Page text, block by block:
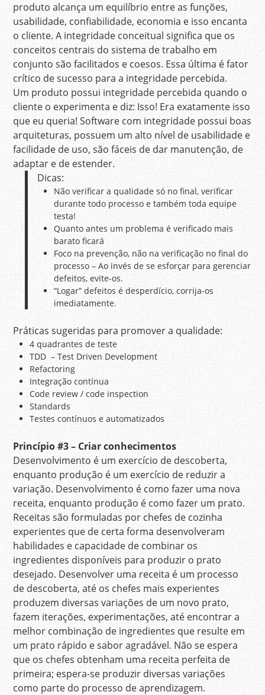
produto alcança um equilíbrio entre as funções,
usabilidade, confiabilidade, economia e isso encanta
o cliente. A integridade conceitual significa que os
conceitos centrais do sistema de trabalho em
conjunto são facilitados e coesos. Essa última é fator
crítico de sucesso para a integridade percebida.
Um produto possui integridade percebida quando o
cliente o experimenta e diz: Isso! Era exatamente isso
que eu queria! Software com integridade possui boas
arquiteturas, possuem um alto nível de usabilidade e
facilidade de uso, são fáceis de dar manutenção, de
adaptar e de estender.
Dicas:
Não verificar a qualidade só no final, verificar
durante todo processo e também toda equipe
testa!
Quanto antes um problema é verificado mais
barato ficará
Foco na prevenção, não na verificação no final do
processo – Ao invés de se esforçar para gerenciar
defeitos, evite-os.
“Logar” defeitos é desperdício, corrija-os
imediatamente.
Práticas sugeridas para promover a qualidade:
4 quadrantes de teste
TDD – Test Driven Development
Refactoring
Integração contínua
Code review / code inspection
Standards
Testes contínuos e automatizados
Princípio#3 – Criar conhecimentos
Desenvolvimento é um exercício de descoberta,
enquanto produção é um exercício de reduzir a
variação. Desenvolvimento é como fazer uma nova
receita, enquanto produção é como fazer um prato.
Receitas são formuladas por chefes de cozinha
experientes que de certa forma desenvolveram
habilidades e capacidade de combinar os
ingredientes disponíveis para produzir o prato
desejado. Desenvolver uma receita é um processo
de descoberta, até os chefes mais experientes
produzem diversas variações de um novo prato,
fazem iterações, experimentações, até encontrar a
melhor combinação de ingredientes que resulte em
um prato rápido e sabor agradável. Não se espera
que os chefes obtenham uma receita perfeita de
primeira; espera-se produzir diversas variações
como parte do processo de aprendizagem.